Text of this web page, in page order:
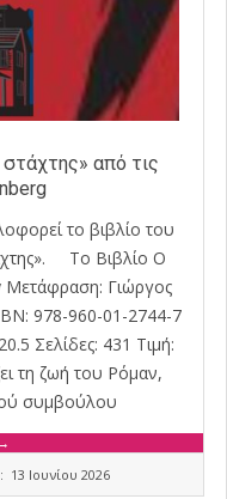
από τις
το βιβλίο του
Το Βιβλίο Ο
Μετάφραση: Γιώργος
978-960-01-2744-7
Σελίδες: 431 Τιμή:
τη ζωή του Ρόμαν,
συμβούλου
13 Ιουνίου 2026